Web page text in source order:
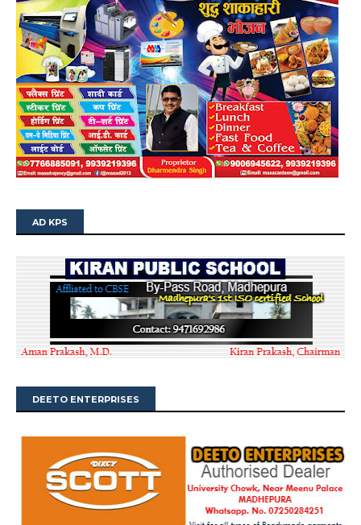
AD KPS
DEETO ENTERPRISES